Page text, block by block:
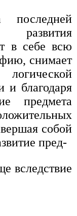
последней
развития
в себе всю
снимает
и благодаря
предмета
собой
пред-
вследствие